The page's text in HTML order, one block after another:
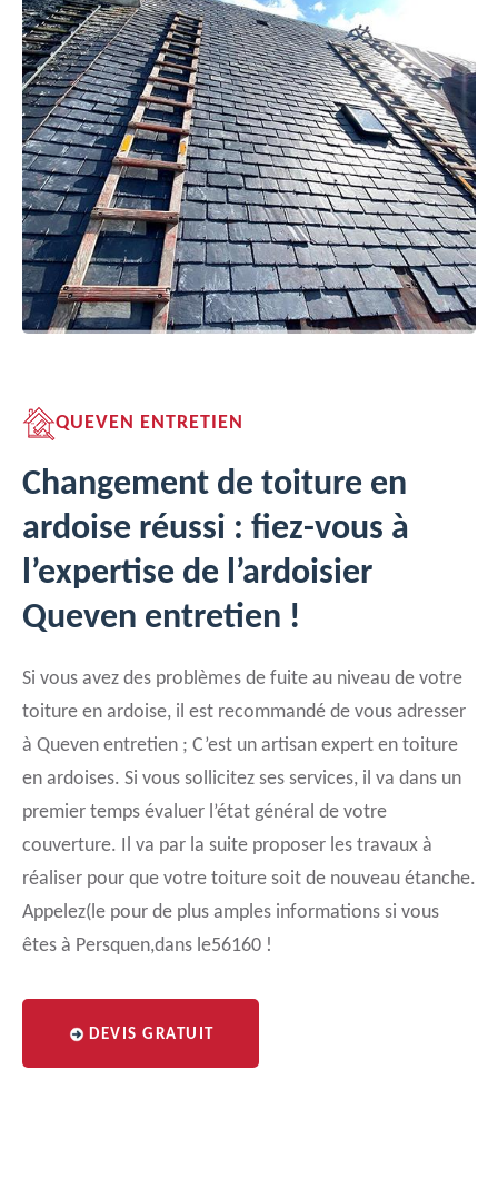
QUEVEN ENTRETIEN
Changement de toiture en
ardoise réussi : fiez-vous à
l’expertise de l’ardoisier
Queven entretien !
Si vous avez des problèmes de fuite au niveau de votre
toiture en ardoise, il est recommandé de vous adresser
à Queven entretien ; C’est un artisan expert en toiture
en ardoises. Si vous sollicitez ses services, il va dans un
premier temps évaluer l’état général de votre
couverture. Il va par la suite proposer les travaux à
réaliser pour que votre toiture soit de nouveau étanche.
Appelez(le pour de plus amples informations si vous
êtes à Persquen,dans le56160 !
DEVIS GRATUIT